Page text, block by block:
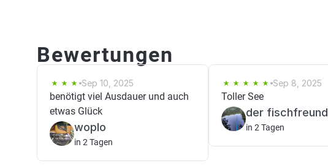
Bewertungen
Sep 10, 2025
benötigt viel Ausdauer und auch
etwas Glück
woplo
in 2 Tagen
Sep 8, 2025
Toller See
der fischfreund
in 2 Tagen